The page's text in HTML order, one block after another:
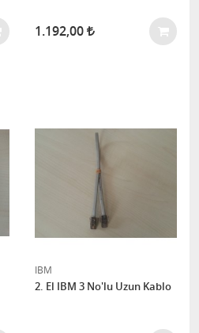
1.192,00
IBM
2. El IBM 3 No'lu Uzun Kablo